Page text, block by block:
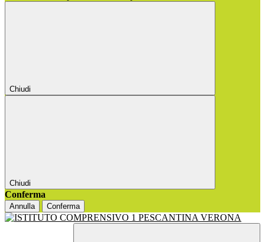
Chiudi
Chiudi
Conferma
Annulla Conferma